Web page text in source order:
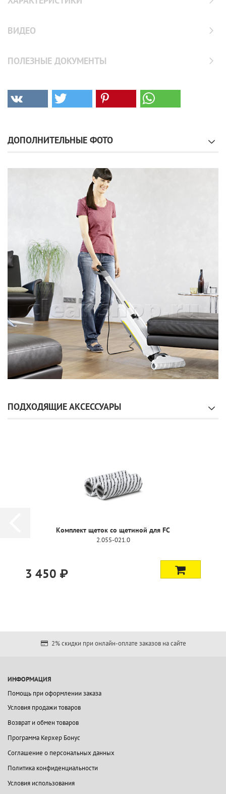
ВИДЕО
ПОЛЕЗНЫЕ ДОКУМЕНТЫ
ДОПОЛНИТЕЛЬНЫЕ ФОТО
ПОДХОДЯЩИЕ АКСЕССУАРЫ
Комплект щеток со щетиной для FC
2.055-021.0
3 450 ₽
2% скидки при онлайн-оплате заказов на сайте
ИНФОРМАЦИЯ
Помощь при оформлении заказа
Условия продажи товаров
Возврат и обмен товаров
Программа Керхер Бонус
Соглашение о персональных данных
Политика конфиденциальности
Условия использования